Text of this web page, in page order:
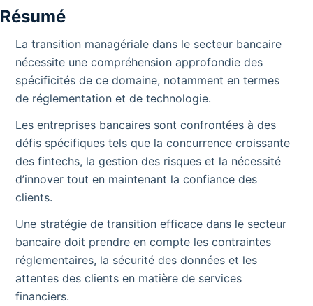
Résumé
La transition managériale dans le secteur bancaire
nécessite une compréhension approfondie des
spécificités de ce domaine, notamment en termes
de réglementation et de technologie.
Les entreprises bancaires sont confrontées à des
défis spécifiques tels que la concurrence croissante
des fintechs, la gestion des risques et la nécessité
d’innover tout en maintenant la confiance des
clients.
Une stratégie de transition efficace dans le secteur
bancaire doit prendre en compte les contraintes
réglementaires, la sécurité des données et les
attentes des clients en matière de services
financiers.